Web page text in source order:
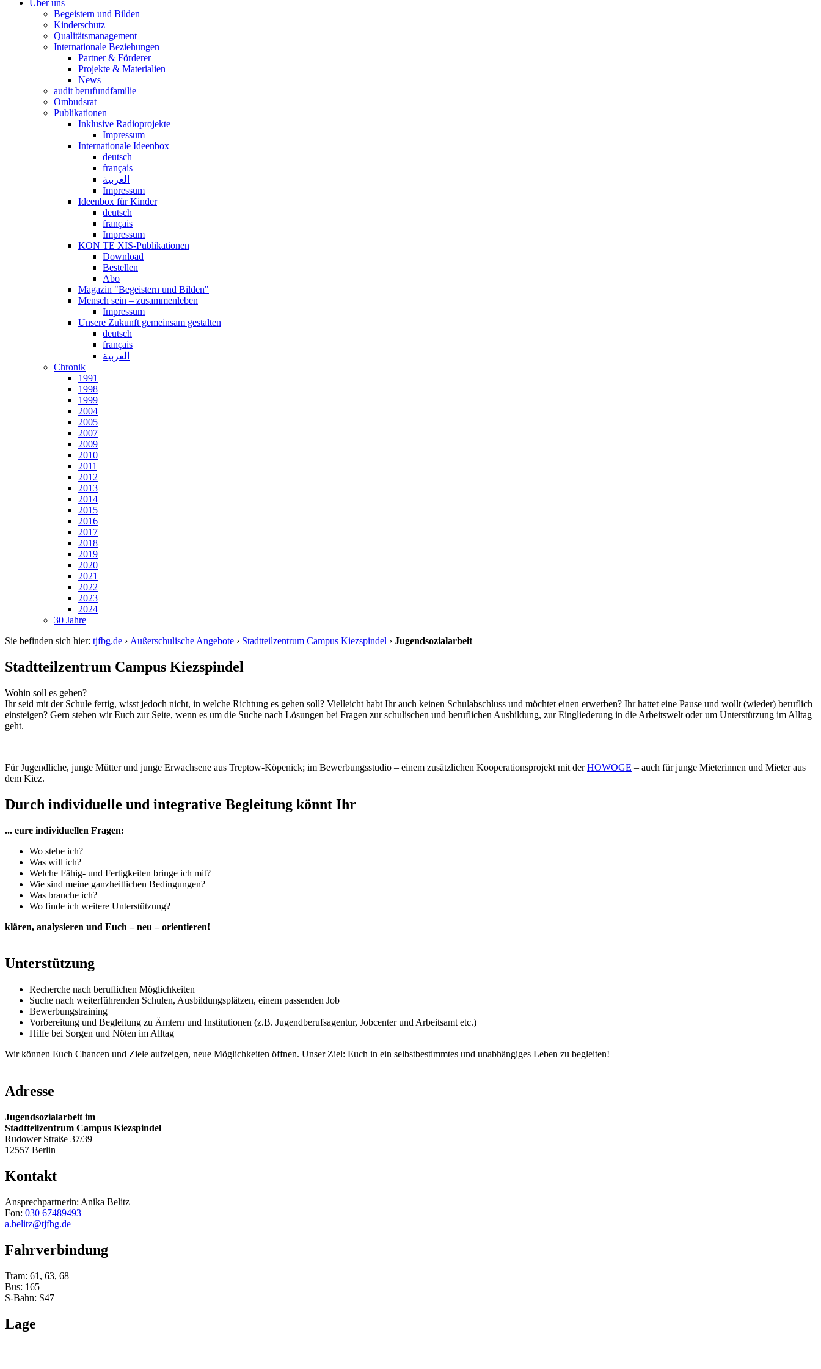
Über uns
Begeistern und Bilden
Kinderschutz
Qualitätsmanagement
Internationale Beziehungen
Partner & Förderer
Projekte & Materialien
News
audit berufundfamilie
Ombudsrat
Publikationen
Inklusive Radioprojekte
Impressum
Internationale Ideenbox
deutsch
français
العربية
Impressum
Ideenbox für Kinder
deutsch
français
Impressum
KON TE XIS-Publikationen
Download
Bestellen
Abo
Magazin "Begeistern und Bilden"
Mensch sein – zusammenleben
Impressum
Unsere Zukunft gemeinsam gestalten
deutsch
français
العربية
Chronik
1991
1998
1999
2004
2005
2007
2009
2010
2011
2012
2013
2014
2015
2016
2017
2018
2019
2020
2021
2022
2023
2024
30 Jahre
Sie befinden sich hier: tjfbg.de › Außerschulische Angebote › Stadtteilzentrum Campus Kiezspindel › Jugendsozialarbeit
Stadtteilzentrum Campus Kiezspindel
Wohin soll es gehen?
Ihr seid mit der Schule fertig, wisst jedoch nicht, in welche Richtung es gehen soll? Vielleicht habt Ihr auch keinen Schulabschluss und möchtet einen erwerben? Ihr hattet eine Pause und wollt (wieder) beruflich
einsteigen? Gern stehen wir Euch zur Seite, wenn es um die Suche nach Lösungen bei Fragen zur schulischen und beruflichen Ausbildung, zur Eingliederung in die Arbeitswelt oder um Unterstützung im Alltag
geht.
Für Jugendliche, junge Mütter und junge Erwachsene aus Treptow-Köpenick; im Bewerbungsstudio – einem zusätzlichen Kooperationsprojekt mit derHOWOGE – auch für junge Mieterinnen und Mieter aus
dem Kiez.
Durch individuelle und integrative Begleitung könnt Ihr
... eure individuellen Fragen:
Wo stehe ich?
Was will ich?
Welche Fähig- und Fertigkeiten bringe ich mit?
Wie sind meine ganzheitlichen Bedingungen?
Was brauche ich?
Wo finde ich weitere Unterstützung?
klären, analysieren und Euch – neu – orientieren!
Unterstützung
Recherche nach beruflichen Möglichkeiten
Suche nach weiterführenden Schulen, Ausbildungsplätzen, einem passenden Job
Bewerbungstraining
Vorbereitung und Begleitung zu Ämtern und Institutionen (z.B. Jugendberufsagentur, Jobcenter und Arbeitsamt etc.)
Hilfe bei Sorgen und Nöten im Alltag
Wir können Euch Chancen und Ziele aufzeigen, neue Möglichkeiten öffnen. Unser Ziel: Euch in ein selbstbestimmtes und unabhängiges Leben zu begleiten!
Adresse
Jugendsozialarbeit im
Stadtteilzentrum Campus Kiezspindel
Rudower Straße 37/39
12557 Berlin
Kontakt
Ansprechpartnerin: Anika Belitz
Fon: 030 67489493
a.belitz@tjfbg.de
Fahrverbindung
Tram: 61, 63, 68
Bus: 165
S-Bahn: S47
Lage